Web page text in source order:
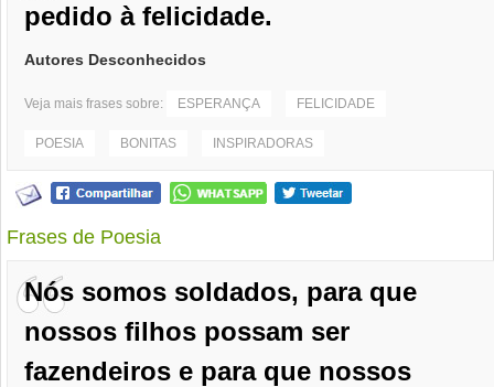
pedido à felicidade.
Autores Desconhecidos
Veja mais frases sobre: ESPERANÇA FELICIDADE
POESIA BONITAS INSPIRADORAS
Frases de Poesia
Nós somos soldados, para que
nossos filhos possam ser
fazendeiros e para que nossos